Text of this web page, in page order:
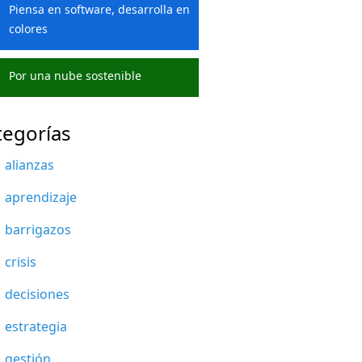
Piensa en software, desarrolla en
colores
Por una nube sostenible
alianzas
aprendizaje
barrigazos
crisis
decisiones
estrategia